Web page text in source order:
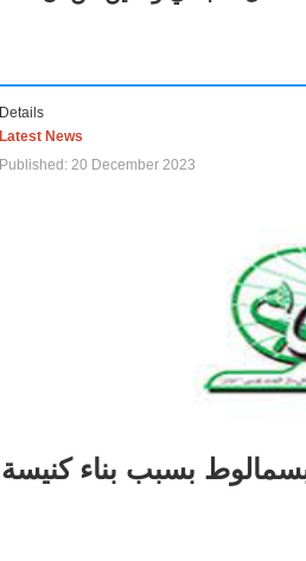
Details
Latest News
Published: 20 December 2023
بسبب بناء كنيسة